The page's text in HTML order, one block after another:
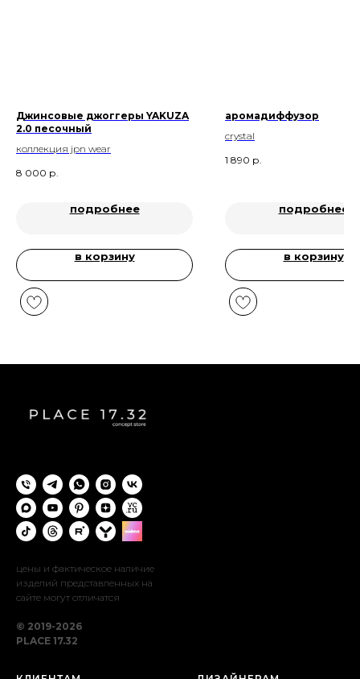
Джинсовые джоггеры YAKUZA
2.0 песочный
коллекция jpn wear
8 000 р.
подробнее
в корзину
аромадиффузор
crystal
1 890 р.
подробнее
в корзину
цены и фактическое наличие
изделий представленных на
сайте могут отличатся
© 2019-2026
PLACE 17.32